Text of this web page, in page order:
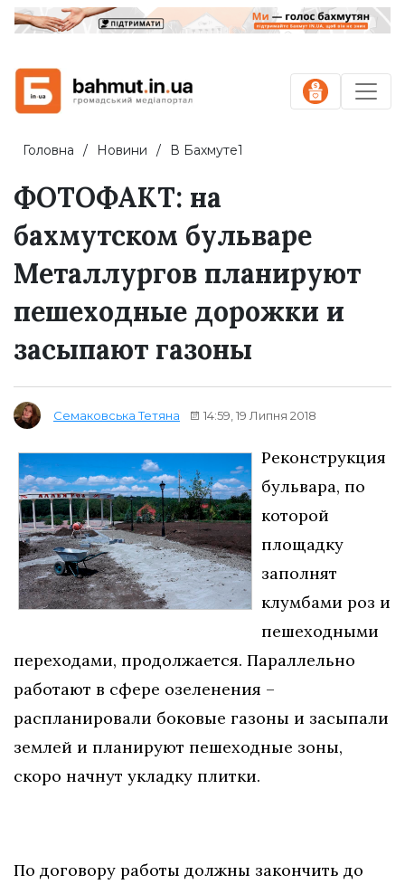
Головна Новини В Бахмуте1
ФОТОФАКТ: на
бахмутском бульваре
Металлургов планируют
пешеходные дорожки и
засыпают газоны
Семаковська Тетяна 14:59, 19 Липня 2018
Реконструкция
бульвара, по
которой
площадку
заполнят
клумбами роз и
пешеходными
переходами, продолжается. Параллельно
работают в сфере озеленения –
распланировали боковые газоны и засыпали
землей и планируют пешеходные зоны,
скоро начнут укладку плитки.
По договору работы должны закончить до